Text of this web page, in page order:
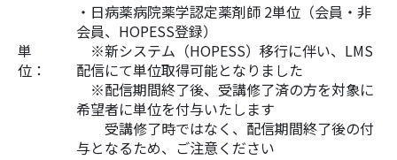
単
位：
・日病薬病院薬学認定薬剤師 2単位（会員・非
会員、HOPESS登録）
※新システム（HOPESS）移行に伴い、LMS
配信にて単位取得可能となりました
※配信期間終了後、受講修了済の方を対象に
希望者に単位を付与いたします
受講修了時ではなく、配信期間終了後の付
与となるため、ご注意ください